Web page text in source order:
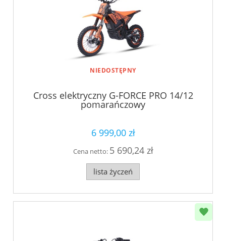
NIEDOSTĘPNY
Cross elektryczny G-FORCE PRO 14/12
pomarańczowy
6 999,00 zł
Cena netto: 5 690,24 zł
lista życzeń